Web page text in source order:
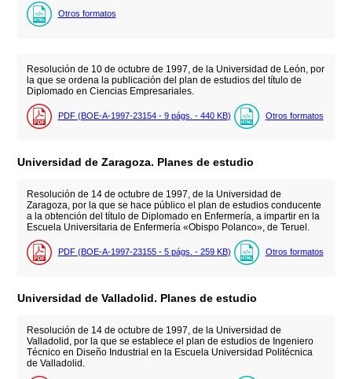
Otros formatos
Resolución de 10 de octubre de 1997, de la Universidad de León, por
la que se ordena la publicación del plan de estudios del título de
Diplomado en Ciencias Empresariales.
PDF (BOE-A-1997-23154 - 9 págs. - 440 KB) Otros formatos
Universidad de Zaragoza. Planes de estudio
Resolución de 14 de octubre de 1997, de la Universidad de
Zaragoza, por la que se hace público el plan de estudios conducente
a la obtención del título de Diplomado en Enfermería, a impartir en la
Escuela Universitaria de Enfermería «Obispo Polanco», de Teruel.
PDF (BOE-A-1997-23155 - 5 págs. - 259 KB) Otros formatos
Universidad de Valladolid. Planes de estudio
Resolución de 14 de octubre de 1997, de la Universidad de
Valladolid, por la que se establece el plan de estudios de Ingeniero
Técnico en Diseño Industrial en la Escuela Universidad Politécnica
de Valladolid.